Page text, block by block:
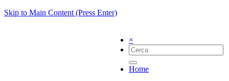
Skip to Main Content (Press Enter)
×
Home